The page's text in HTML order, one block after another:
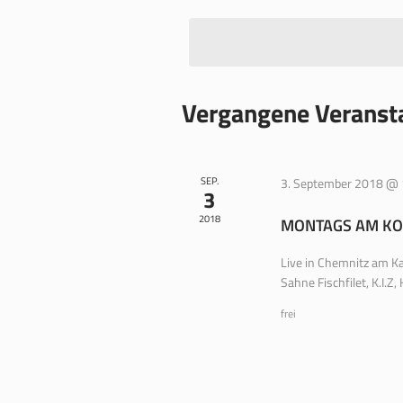
Vergangene
SEP.
3
2018
3. September 2018 @
MONTAGS AM
Live in Chemnitz am
Sahne Fischfilet,
frei